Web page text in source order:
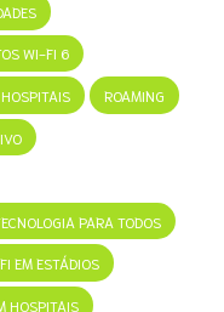
WI-FI 6
HOSPITAIS ROAMING
PARA TODOS
EM ESTÁDIOS
HOSPITAIS